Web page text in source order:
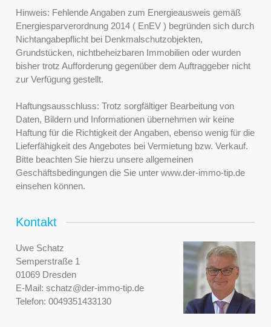
Hinweis: Fehlende Angaben zum Energieausweis gemäß
Energiesparverordnung 2014 ( EnEV ) begründen sich durch
Nichtangabepflicht bei Denkmalschutzobjekten,
Grundstücken, nichtbeheizbaren Immobilien oder wurden
bisher trotz Aufforderung gegenüber dem Auftraggeber nicht
zur Verfügung gestellt.
Haftungsausschluss: Trotz sorgfältiger Bearbeitung von
Daten, Bildern und Informationen übernehmen wir keine
Haftung für die Richtigkeit der Angaben, ebenso wenig für die
Lieferfähigkeit des Angebotes bei Vermietung bzw. Verkauf.
Bitte beachten Sie hierzu unsere allgemeinen
Geschäftsbedingungen die Sie unter www.der-immo-tip.de
einsehen können.
Kontakt
Uwe Schatz
Semperstraße 1
01069 Dresden
E-Mail: schatz@der-immo-tip.de
Telefon: 0049351433130